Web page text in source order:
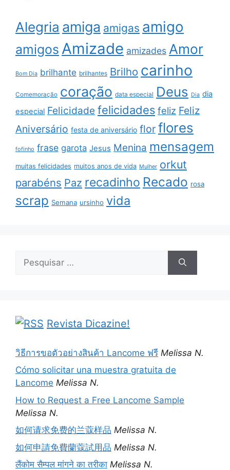
Alegria amiga amigas amigo
amigos Amizade amizades Amor
Bom Dia brilhante brilhantes Brilho carinho
Comemoração coração data especial Deus Dia dia
especial Felicidade felicidades feliz Feliz
Aniversário festa de aniversário flor flores
fofinho frase garota Jesus Menina mensagem
muitas felicidades muitos anos de vida Mulher orkut
parabéns Paz recadinho Recado rosa
scrap Semana ursinho vida
por:
Revista Dicazine!
วิธีการขอตัวอย่างสินค้า Lancome ฟรี Melissa N.
Cómo solicitar una muestra gratuita de
Lancome Melissa N.
How to Request a Free Lancome Sample
Melissa N.
如何请求免费的兰蔻样品 Melissa N.
如何申請免費蘭蔻試用品 Melissa N.
लैंकोम सैम्पल मांगने का तरीका Melissa N.